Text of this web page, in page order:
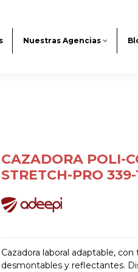
Nuestras Agencias
CAZADORA POLI-
STRETCH-PRO
Cazadora laboral adaptable,
desmontables y reflectantes.